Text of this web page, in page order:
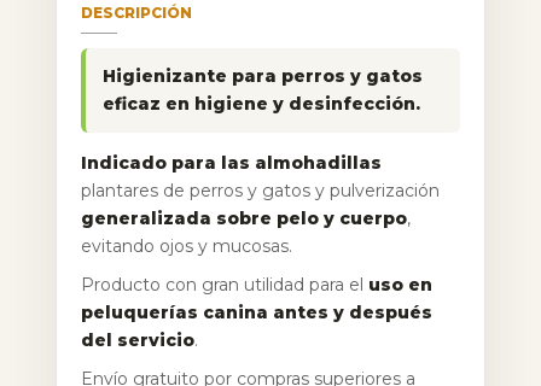
DESCRIPCIÓN
Higienizante para perros y gatos
eficaz en higiene y desinfección.
Indicado para las almohadillas
plantares de perros y gatos y pulverización
generalizada sobre pelo y cuerpo,
evitando ojos y mucosas.
Producto con gran utilidad para el uso en
peluquerías canina antes y después
del servicio.
Envío gratuito por compras superiores a